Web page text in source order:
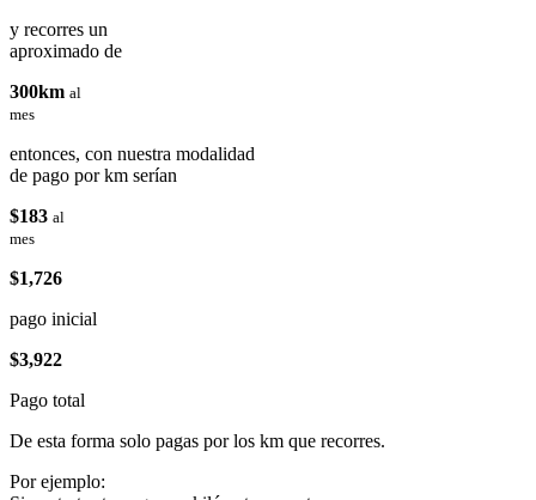
y recorres un
aproximado de
300km al
mes
entonces, con nuestra modalidad
de pago por km serían
$183 al
mes
$1,726
pago inicial
$3,922
Pago total
De esta forma solo pagas por los km que recorres.
Por ejemplo: